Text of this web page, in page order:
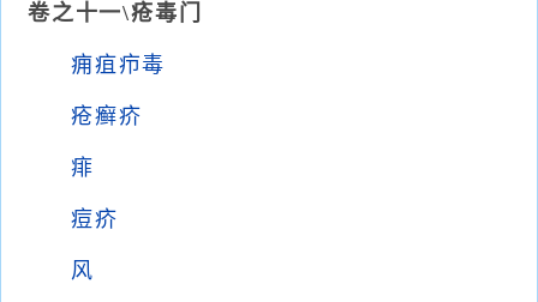
卷之十一\疮毒门
痈疽疖毒
疮癣疥
痱
痘疥
风